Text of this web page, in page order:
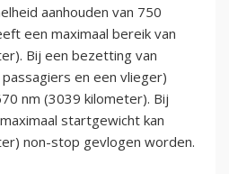
aanhouden van 750
een maximaal bereik van
Bij een bezetting van
en een vlieger)
nm (3039 kilometer). Bij
startgewicht kan
non-stop gevlogen worden.